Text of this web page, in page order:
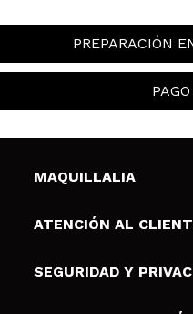
PREPARACIÓN
PAGO
MAQUILLALIA
Sobre nosotros
Tarjetas de Regalo
ATENCIÓN AL
Envíos y
SEGURIDAD Y